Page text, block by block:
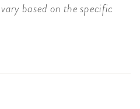
based on the specific